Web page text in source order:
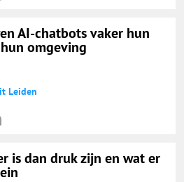
AI-chatbots vaker hun
omgeving
Leiden
is dan druk zijn en wat er